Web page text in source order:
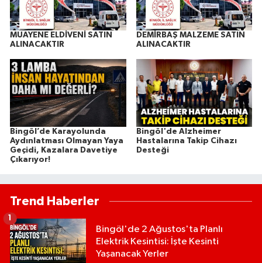
MUAYENE ELDİVENİ SATIN
ALINACAKTIR
DEMİRBAŞ MALZEME SATIN
ALINACAKTIR
Bingöl’de Karayolunda
Aydınlatması Olmayan Yaya
Geçidi, Kazalara Davetiye
Çıkarıyor!
Bingöl'de Alzheimer
Hastalarına Takip Cihazı
Desteği
Trend Haberler
Bingöl'de 2 Ağustos'ta Planlı
Elektrik Kesintisi: İşte Kesinti
Yaşanacak Yerler